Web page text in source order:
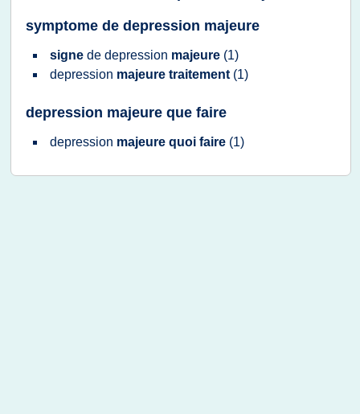
symptome de depression majeure
signe de depression majeure (1)
depression majeure traitement (1)
depression majeure que faire
depression majeure quoi faire (1)